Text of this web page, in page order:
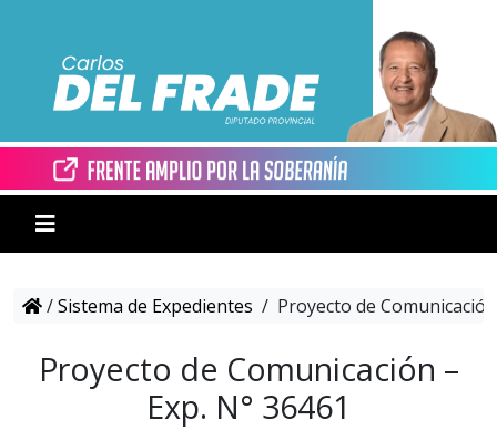
/Sistema de Expedientes / Proyecto de
Proyecto de Comunicación –
Exp. N° 36461